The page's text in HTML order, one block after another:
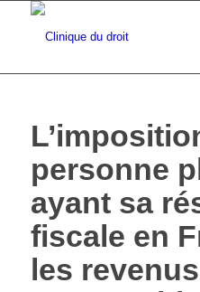
personne
ayant sa
fiscale en
les